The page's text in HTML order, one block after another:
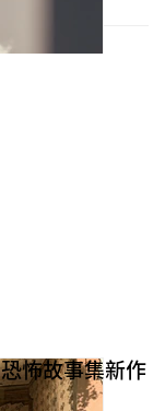
怖故事集新作